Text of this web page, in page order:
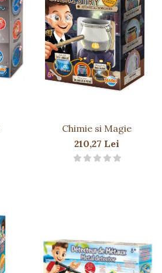
Chimie si Magie
210,27 Lei